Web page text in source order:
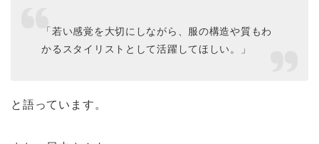
「若い感覚を大切にしながら、服の構造や質もわ
かるスタイリストとして活躍してほしい。」
と語っています。